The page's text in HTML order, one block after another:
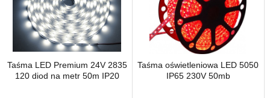
Taśma LED Premium 24V 2835
120 diod na metr 50m IP20
Taśma oświetleniowa LED 5050
IP65 230V 50mb